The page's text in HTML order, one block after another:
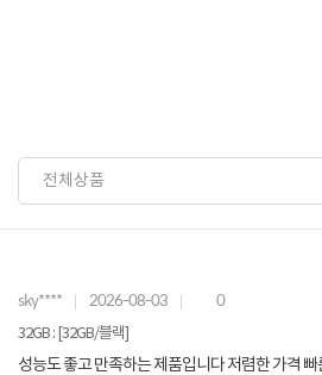
sky**** 2026-08-03 0
32GB : [32GB/블랙]
성능도 좋고 만족하는 제품입니다 저렴한 가격